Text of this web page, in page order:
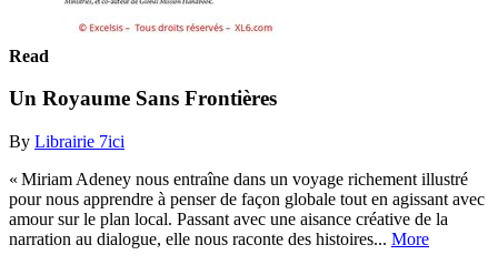
Read
Un Royaume Sans Frontières
By Librairie 7ici
« Miriam Adeney nous entraîne dans un voyage richement illustré
pour nous apprendre à penser de façon globale tout en agissant avec
amour sur le plan local. Passant avec une aisance créative de la
narration au dialogue, elle nous raconte des histoires... More